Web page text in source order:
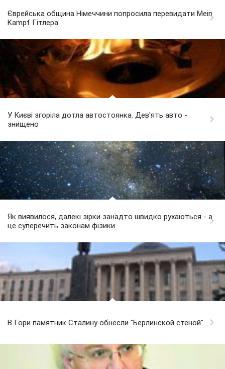
Єврейська община Німеччини попросила перевидати Mein
Kampf Гітлера
У Києві згоріла дотла автостоянка. Дев'ять авто -
знищено
Як виявилося, далекі зірки занадто швидко рухаються - а
це суперечить законам фізики
В Гори памятник Сталину обнесли "Берлинской стеной"